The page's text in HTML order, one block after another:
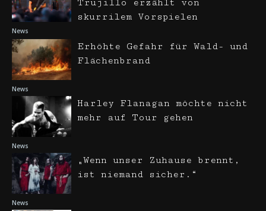
News
Trujillo erzählt von
skurrilem Vorspielen
News
Erhöhte Gefahr für Wald- und
Flächenbrand
News
Harley Flanagan möchte nicht
mehr auf Tour gehen
News
„Wenn unser Zuhause brennt,
ist niemand sicher.“